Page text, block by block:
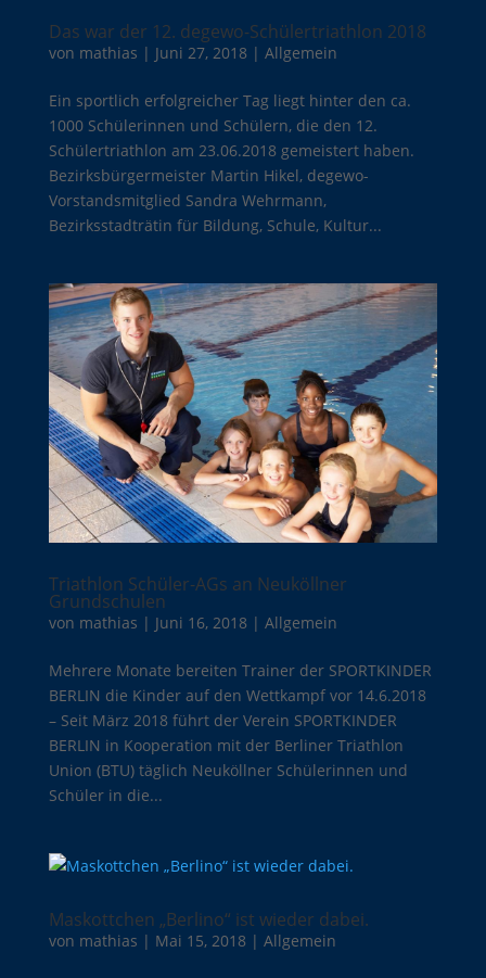
Das war der 12. degewo-Schülertriathlon 2018
von mathias | Juni 27, 2018 | Allgemein
Ein sportlich erfolgreicher Tag liegt hinter den ca.
1000 Schülerinnen und Schülern, die den 12.
Schülertriathlon am 23.06.2018 gemeistert haben.
Bezirksbürgermeister Martin Hikel, degewo-
Vorstandsmitglied Sandra Wehrmann,
Bezirksstadträtin für Bildung, Schule, Kultur...
Triathlon Schüler-AGs an Neuköllner
Grundschulen
von mathias | Juni 16, 2018 | Allgemein
Mehrere Monate bereiten Trainer der SPORTKINDER
BERLIN die Kinder auf den Wettkampf vor 14.6.2018
– Seit März 2018 führt der Verein SPORTKINDER
BERLIN in Kooperation mit der Berliner Triathlon
Union (BTU) täglich Neuköllner Schülerinnen und
Schüler in die...
Maskottchen „Berlino“ ist wieder dabei.
von mathias | Mai 15, 2018 | Allgemein